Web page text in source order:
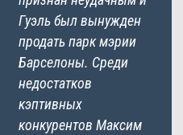
Гуэль был вынужден
продать парк мэрии
Барселоны. Среди
недостатков
кэптивных
конкурентов Максим